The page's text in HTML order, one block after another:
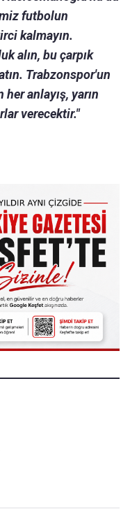
futbolun
kalmayın.
alın, bu çarpık
Trabzonspor'un
anlayış, yarın
verecektir."